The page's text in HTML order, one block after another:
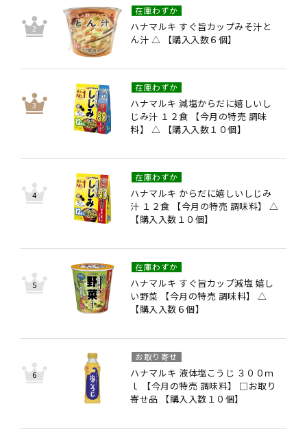
ハナマルキ すぐ旨カップみそ汁と
ん汁 △ 【購入入数６個】
在庫わずか
ハナマルキ 減塩からだに嬉しいし
じみ汁 １２食 【今月の特売 調味
料】 △ 【購入入数１０個】
在庫わずか
ハナマルキ からだに嬉しいしじみ
汁 １２食 【今月の特売 調味料】 △
【購入入数１０個】
在庫わずか
ハナマルキ すぐ旨カップ減塩 嬉し
い野菜 【今月の特売 調味料】 △
【購入入数６個】
在庫わずか
ハナマルキ 液体塩こうじ ３００ｍ
ｌ 【今月の特売 調味料】 □お取り
寄せ品 【購入入数１０個】
お取り寄せ